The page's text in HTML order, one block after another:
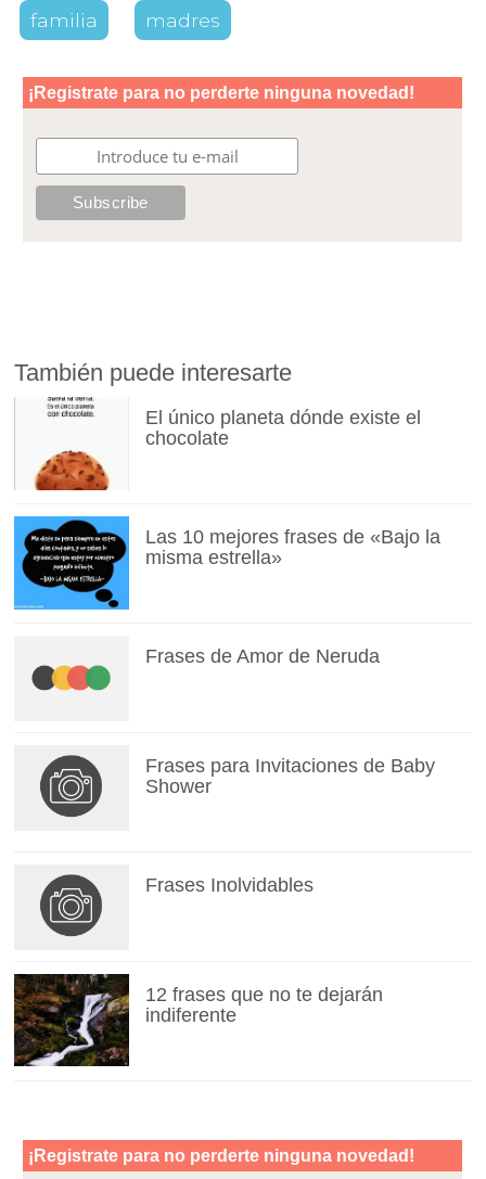
familia madres
También puede interesarte
El único planeta dónde existe el
chocolate
Las 10 mejores frases de «Bajo la
misma estrella»
Frases de Amor de Neruda
Frases para Invitaciones de Baby
Shower
Frases Inolvidables
12 frases que no te dejarán
indiferente